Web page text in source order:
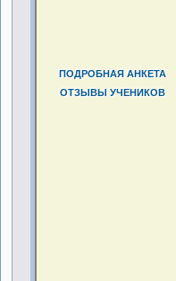
ПОДРОБНАЯ АНКЕТА
ОТЗЫВЫ УЧЕНИКОВ